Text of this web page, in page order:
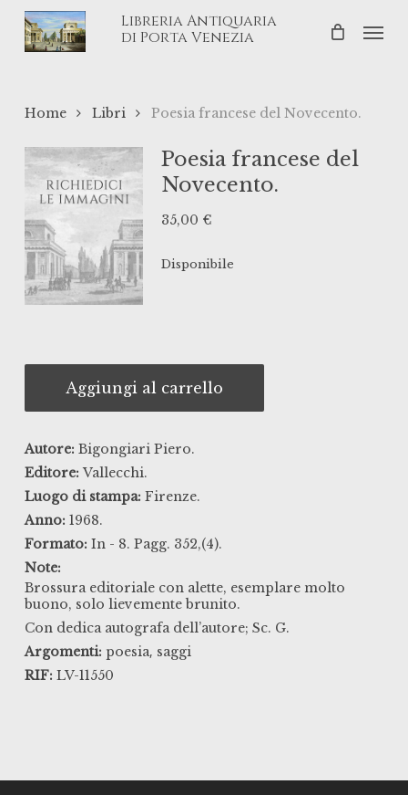
Skip
Libreria Antiquaria
di Porta Venezia
Home Libri Poesia francese del Novecento.
Poesia francese del
Novecento.
35,00 €
Disponibile
Aggiungi al carrello
Autore: Bigongiari Piero.
Editore: Vallecchi.
Luogo di stampa: Firenze.
Anno: 1968.
Formato: In - 8. Pagg. 352,(4).
Note:
Brossura editoriale con alette, esemplare molto
buono, solo lievemente brunito.
Con dedica autografa dell’autore; Sc. G.
Argomenti: poesia, saggi
RIF: LV-11550